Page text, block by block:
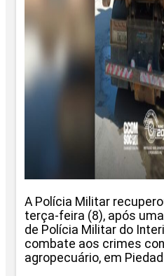
A Polícia Militar
terça-feira (8), após
de Polícia Militar do
combate aos crimes
agropecuário, em